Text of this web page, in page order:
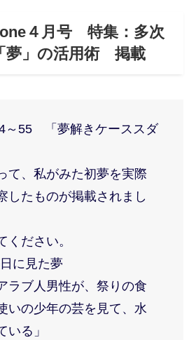
４月号 特集：多次
夢」の活用術 掲載
55 「夢解きケーススダ
て、私がみた初夢を実際
したものが掲載されまし
ください。
に見た夢
ラブ人男性が、祭りの食
いの少年の芸を見て、水
いる」